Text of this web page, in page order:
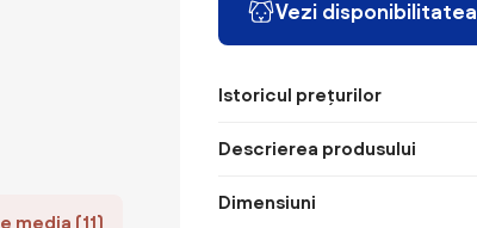
media (11)
Vezi disponibilitatea
Istoricul prețurilor
Descrierea produsului
Dimensiuni